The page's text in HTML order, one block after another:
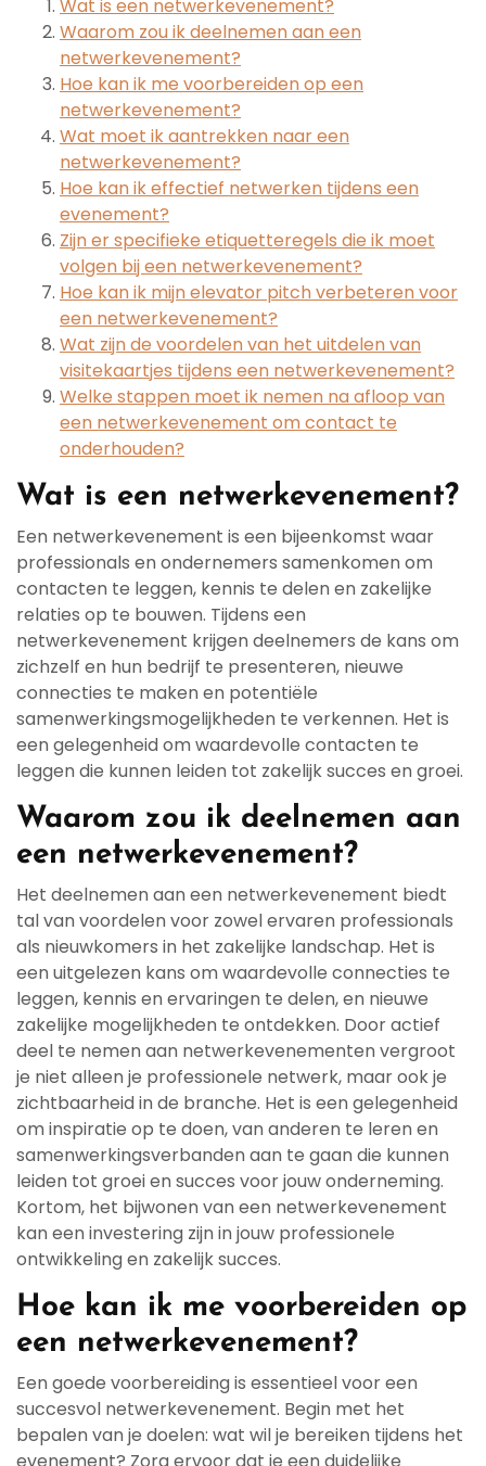
Wat is een netwerkevenement?
Waarom zou ik deelnemen aan een
netwerkevenement?
Hoe kan ik me voorbereiden op een
netwerkevenement?
Wat moet ik aantrekken naar een
netwerkevenement?
Hoe kan ik effectief netwerken tijdens een
evenement?
Zijn er specifieke etiquetteregels die ik moet
volgen bij een netwerkevenement?
Hoe kan ik mijn elevator pitch verbeteren voor
een netwerkevenement?
Wat zijn de voordelen van het uitdelen van
visitekaartjes tijdens een netwerkevenement?
Welke stappen moet ik nemen na afloop van
een netwerkevenement om contact te
onderhouden?
Wat is een netwerkevenement?
Een netwerkevenement is een bijeenkomst waar
professionals en ondernemers samenkomen om
contacten te leggen, kennis te delen en zakelijke
relaties op te bouwen. Tijdens een
netwerkevenement krijgen deelnemers de kans om
zichzelf en hun bedrijf te presenteren, nieuwe
connecties te maken en potentiële
samenwerkingsmogelijkheden te verkennen. Het is
een gelegenheid om waardevolle contacten te
leggen die kunnen leiden tot zakelijk succes en groei.
Waarom zou ik deelnemen aan
een netwerkevenement?
Het deelnemen aan een netwerkevenement biedt
tal van voordelen voor zowel ervaren professionals
als nieuwkomers in het zakelijke landschap. Het is
een uitgelezen kans om waardevolle connecties te
leggen, kennis en ervaringen te delen, en nieuwe
zakelijke mogelijkheden te ontdekken. Door actief
deel te nemen aan netwerkevenementen vergroot
je niet alleen je professionele netwerk, maar ook je
zichtbaarheid in de branche. Het is een gelegenheid
om inspiratie op te doen, van anderen te leren en
samenwerkingsverbanden aan te gaan die kunnen
leiden tot groei en succes voor jouw onderneming.
Kortom, het bijwonen van een netwerkevenement
kan een investering zijn in jouw professionele
ontwikkeling en zakelijk succes.
Hoe kan ik me voorbereiden op
een netwerkevenement?
Een goede voorbereiding is essentieel voor een
succesvol netwerkevenement. Begin met het
bepalen van je doelen: wat wil je bereiken tijdens het